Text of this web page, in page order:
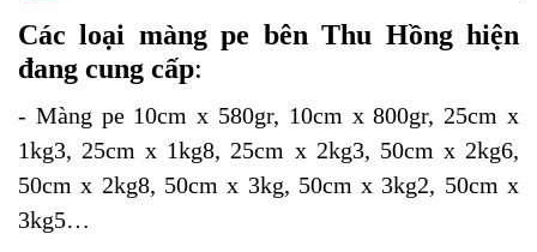
Các loại màng pe bên Thu Hồng hiện
đang cung cấp:
- Màng pe 10cm x 580gr, 10cm x 800gr, 25cm x
1kg3, 25cm x 1kg8, 25cm x 2kg3, 50cm x 2kg6,
50cm x 2kg8, 50cm x 3kg, 50cm x 3kg2, 50cm x
3kg5…